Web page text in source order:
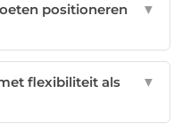
positioneren
▼
flexibiliteit als
▼